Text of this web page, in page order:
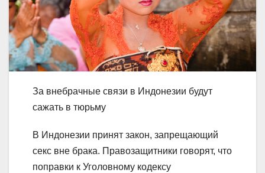
За внебрачные связи в Индонезии будут
сажать в тюрьму
В Индонезии принят закон, запрещающий
секс вне брака. Правозащитники говорят, что
поправки к Уголовному кодексу